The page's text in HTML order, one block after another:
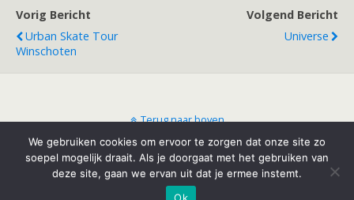
Vorig Bericht
Urban Skate Tour
Winschoten
Volgend Bericht
Universe
Terug naar boven
Mobiel Desktop
We gebruiken cookies om ervoor te zorgen dat onze site zo
soepel mogelijk draait. Als je doorgaat met het gebruiken van
deze site, gaan we ervan uit dat je ermee instemt.